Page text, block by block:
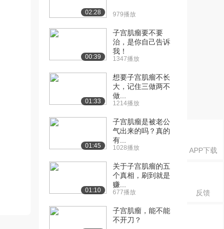
APP下载
反馈
02:28 979播放
00:39
子宫肌瘤要不要
治，是你自己告诉
我！
1347播放
01:33
想要子宫肌瘤不长
大，记住三做两不
做...
1214播放
01:45
子宫肌瘤是被老公
气出来的吗？真的
有...
1028播放
01:10
关于子宫肌瘤的五
个真相，刷到就是
赚...
677播放
子宫肌瘤，能不能
不开刀？